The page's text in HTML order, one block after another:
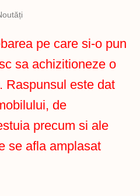
pe care si-o pun
sa achizitioneze o
Raspunsul este dat
de
precum si ale
se afla amplasat